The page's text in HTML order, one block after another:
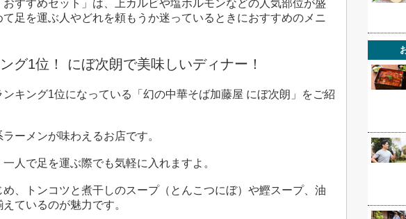
すすめセット」は、上カルビや塩ホルモンなどの人気部位が盛
足を運ぶ人やどれを頼もうか迷っているときにおすすめのメニ
グ1位！ にぼ次朗で美味しいディナー！
キング1位になっている「幻の中華そば加藤屋 にぼ次朗」をご紹
ーメンが味わえるお店です。
人で足を運ぶ際でも気軽に入れますよ。
、トンコツと煮干しのスープ（とんこつにぼ）や鰹スープ、油
ているのが魅力です。